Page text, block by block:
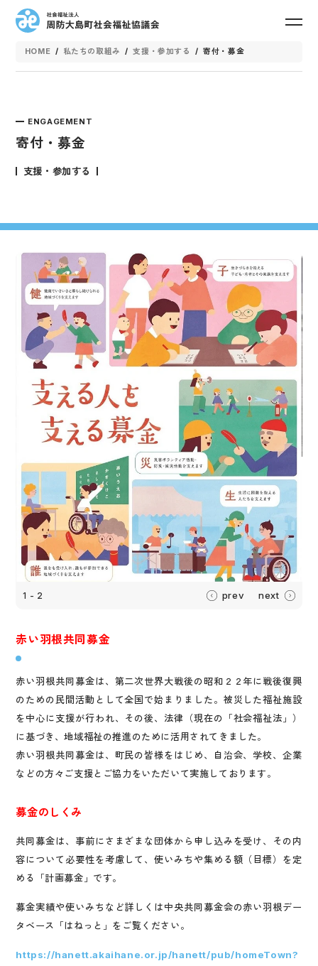
toggle
HOME / 私たちの取組み / 支援・参加する / 寄付・募金
寄付・募金
ENGAGEMENT
支援・参加する
prev next
1 - 2
赤い羽根共同募金
赤い羽根共同募金は、第二次世界大戦後の昭和２２年に戦後復興
のための民間活動として全国で始まりました。被災した福祉施設
を中心に支援が行われ、その後、法律（現在の「社会福祉法」）
に基づき、地域福祉の推進のために活用されてきました。
赤い羽根共同募金は、町民の皆様をはじめ、自治会、学校、企業
などの方々ご支援とご協力をいただいて実施しております。
募金のしくみ
共同募金は、事前にさまざまな団体から申し込みを受け、その内
容について必要性を考慮して、使いみちや集める額（目標）を定
める「計画募金」です。
募金実績や使いみちなど詳しくは中央共同募金会の赤い羽根デー
タベース「はねっと」をご覧ください。
https://hanett.akaihane.or.jp/hanett/pub/homeTown?